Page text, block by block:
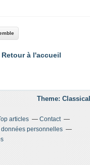
Retour à l'accueil
Theme:
articles
Contact
personnelles